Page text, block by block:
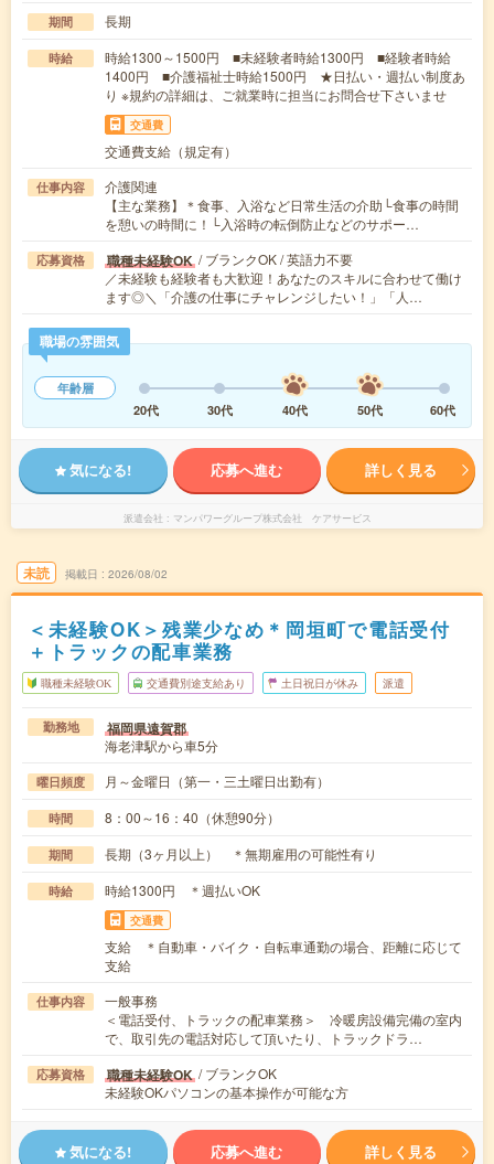
期間 長期
時給
時給1300～1500円 ■未経験者時給1300円 ■経験者時給
1400円 ■介護福祉士時給1500円 ★日払い・週払い制度あ
り ※規約の詳細は、ご就業時に担当にお問合せ下さいませ
交通費
交通費支給（規定有）
仕事内容
介護関連
【主な業務】＊食事、入浴など日常生活の介助└食事の時間
を憩いの時間に！└入浴時の転倒防止などのサポー…
応募資格 職種未経験OK / ブランクOK / 英語力不要
／未経験も経験者も大歓迎！あなたのスキルに合わせて働け
ます◎＼「介護の仕事にチャレンジしたい！」「人…
職場の雰囲気
年齢層
20代
30代 40代 50代 60代
気になる! 応募へ進む 詳しく見る
派遣会社 マンパワーグループ株式会社 ケアサービス
未読 掲載日 2026/08/02
＜未経験OK＞残業少なめ＊岡垣町で電話受付
＋トラックの配車業務
職種未経験OK 交通費別途支給あり 土日祝日が休み 派遣
勤務地 福岡県遠賀郡
海老津駅から車5分
曜日頻度 月～金曜日（第一・三土曜日出勤有）
時間 8：00～16：40（休憩90分）
期間 長期（3ヶ月以上） ＊無期雇用の可能性有り
時給 時給1300円 ＊週払いOK
交通費
支給 ＊自動車・バイク・自転車通勤の場合、距離に応じて
支給
仕事内容
一般事務
＜電話受付、トラックの配車業務＞ 冷暖房設備完備の室内
で、取引先の電話対応して頂いたり、トラックドラ…
応募資格 職種未経験OK / ブランクOK
未経験OKパソコンの基本操作が可能な方
気になる! 応募へ進む 詳しく見る